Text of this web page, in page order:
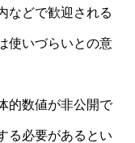
などで歓迎される
使いづらいとの意
的数値が非公開で
る必要があるとい